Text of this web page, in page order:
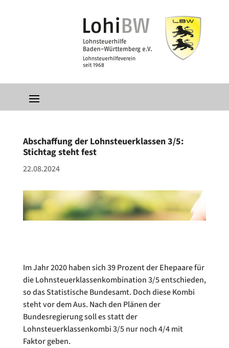
Abschaffung der Lohnsteuerklassen 3/5:
Stichtag steht fest
22.08.2024
Im Jahr 2020 haben sich 39 Prozent der Ehepaare für
die Lohnsteuerklassenkombination 3/5 entschieden,
so das Statistische Bundesamt. Doch diese Kombi
steht vor dem Aus. Nach den Plänen der
Bundesregierung soll es statt der
Lohnsteuerklassenkombi 3/5 nur noch 4/4 mit
Faktor geben.